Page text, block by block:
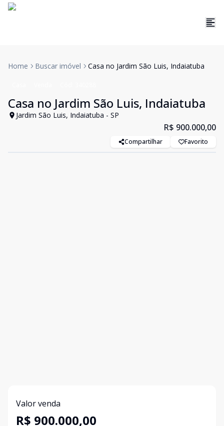
Home Buscar imóvel Casa no Jardim São Luis, Indaiatuba
Casa no Jardim São Luis, Indaiatuba
Jardim São Luis, Indaiatuba - SP
R$ 900.000,00
Compartilhar Favorito
Valor venda
R$ 900.000,00